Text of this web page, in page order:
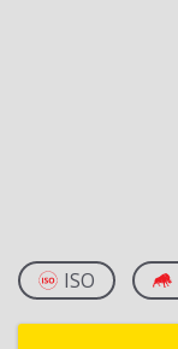
ISO